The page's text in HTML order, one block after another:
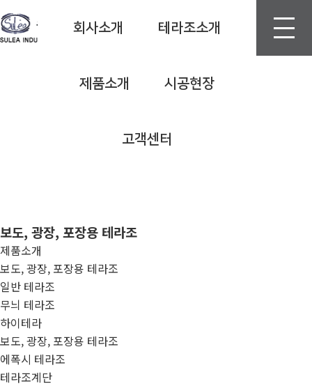
회사소개 테라조소개
제품소개 시공현장
고객센터
보도, 광장, 포장용 테라조
제품소개
보도, 광장, 포장용 테라조
일반 테라조
무늬 테라조
하이테라
보도, 광장, 포장용 테라조
에폭시 테라조
테라조계단